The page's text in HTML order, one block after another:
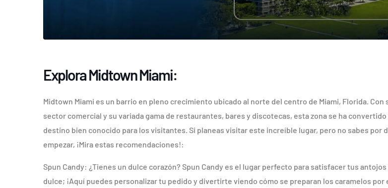
Explora Midtown Miami:
Midtown Miami es un barrio en pleno crecimiento ubicado al norte del centro de Miami, Florida. Con
sector comercial y su variada gama de restaurantes, bares y discotecas, esta zona se ha convertido
destino bien conocido para los visitantes. Si planeas visitar este increíble lugar, pero no sabes por
empezar, ¡Mira estas recomendaciones!:
Spun Candy: ¿Tienes un dulce corazón? Spun Candy es el lugar perfecto para satisfacer tus antojos
dulce; ¡Aquí puedes personalizar tu pedido y divertirte viendo cómo se preparan los caramelos por